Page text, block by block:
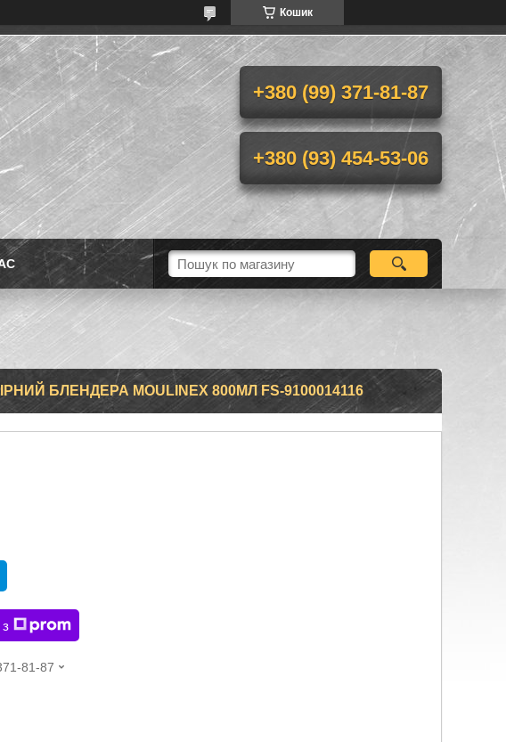
Кошик
+380 (99) 371-81-87
+380 (93) 454-53-06
БЛЕНДЕРА MOULINEX 800МЛ FS-9100014116
81-87